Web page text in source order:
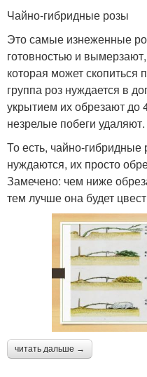
Чайно-гибридные розы
Это самые изнеженные
готовностью и
которая может скопиться
группа роз нуждается в
укрытием их обрезают до
незрелые побеги удаляют.
То есть, чайно-
нуждаются, их просто
Замечено: чем ниже
тем лучше она будет
читать дальше →